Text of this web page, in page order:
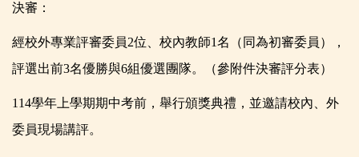
決審：
經校外專業評審委員2位、校內教師1名（同為初審委員），
評選出前3名優勝與6組優選團隊。（參附件決審評分表）
114學年上學期期中考前，舉行頒獎典禮，並邀請校內、外
委員現場講評。